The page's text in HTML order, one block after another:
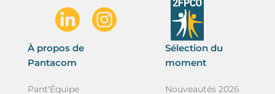
À propos de
Pantacom
Pant'Équipe
Sélection du
moment
Nouveautés 2026